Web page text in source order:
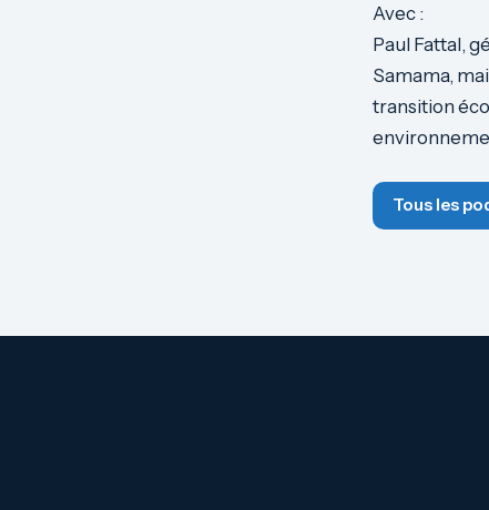
Avec :
Paul Fattal,
Samama,
transition
Tous les